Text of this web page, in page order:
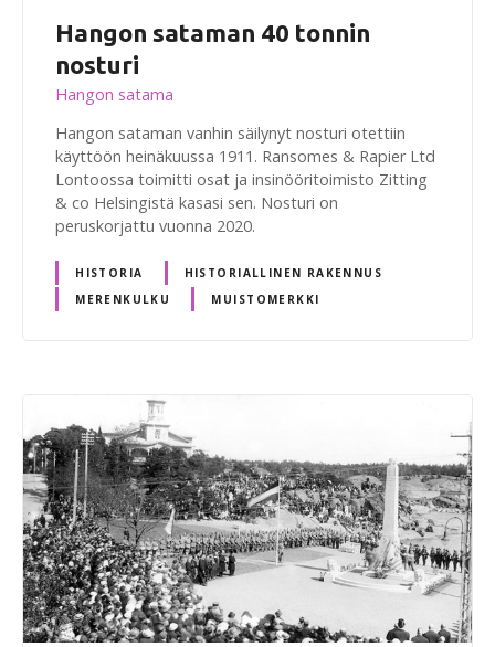
Hangon sataman 40 tonnin
nosturi
Hangon satama
Hangon sataman vanhin säilynyt nosturi otettiin
käyttöön heinäkuussa 1911. Ransomes & Rapier Ltd
Lontoossa toimitti osat ja insinööritoimisto Zitting
& co Helsingistä kasasi sen. Nosturi on
peruskorjattu vuonna 2020.
HISTORIA
HISTORIALLINEN RAKENNUS
MERENKULKU
MUISTOMERKKI